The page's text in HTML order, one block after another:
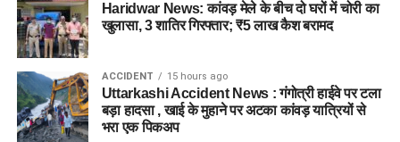
जिला आपातकालीन परिचालन केंद्र के मुताबिक शुक्रवार सुबह अलकनंदा
नदी का जलस्तर 627.50 मीटर दर्ज किया गया, जबकि खतरे का निशान
627 मीटर है। वहीं मंदाकिनी नदी भी खतरे के निशान से ऊपर बह रही है।
मंदाकिनी का जलस्तर 626.50 मीटर दर्ज किया गया, जबकि खतरे का स्तर
626 मीटर निर्धारित है।
Haridwar News: कांवड़ मेले के बीच दो घरों में चोरी का
खुलासा, 3 शातिर गिरफ्तार; ₹5 लाख कैश बरामद
ACCIDENT 15 hours ago
Uttarkashi Accident News : गंगोत्री हाईवे पर टला
बड़ा हादसा , खाई के मुहाने पर अटका कांवड़ यात्रियों से
भरा एक पिकअप